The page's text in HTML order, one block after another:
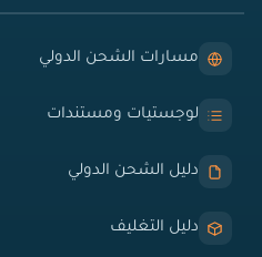
مسارات الشحن الدولي
لوجستيات ومستندات
دليل الشحن الدولي
دليل التغليف